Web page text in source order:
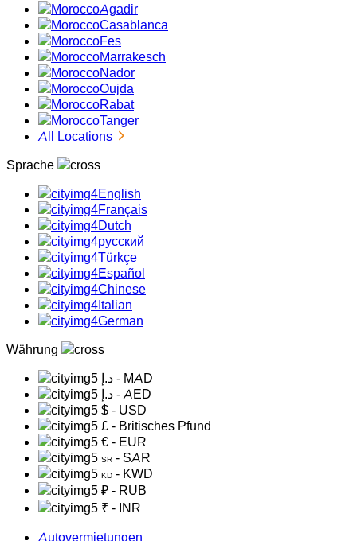
Agadir
Casablanca
Fes
Marrakesch
Nador
Oujda
Rabat
Tanger
All Locations
Sprache
English
Français
Dutch
русский
Türkçe
Español
Chinese
Italian
German
Währung
د.إ - MAD
د.إ - AED
$ - USD
£ - Britisches Pfund
€ - EUR
SR - SAR
KD - KWD
₽ - RUB
₹ - INR
Autovermietungen